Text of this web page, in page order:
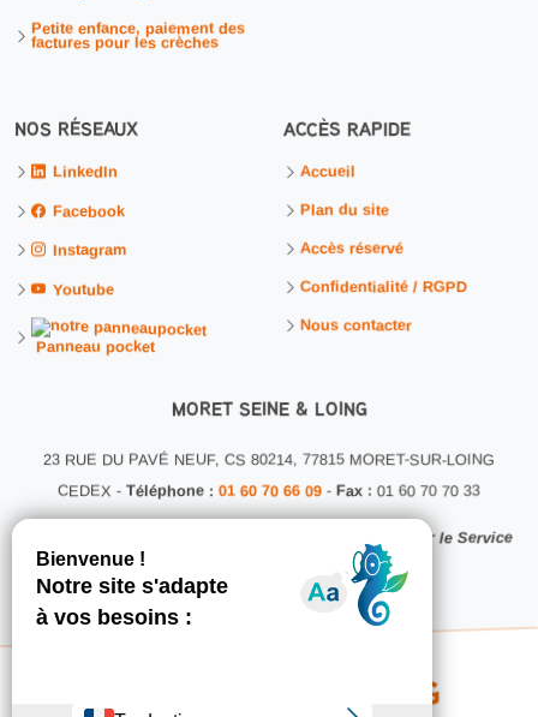
Petite enfance, paiement des
factures pour les crèches
NOS RÉSEAUX
LinkedIn
Facebook
Instagram
Youtube
Panneau pocket
ACCÈS RAPIDE
Accueil
Plan du site
Accès réservé
Confidentialité / RGPD
Nous contacter
MORET SEINE & LOING
23 RUE DU PAVÉ NEUF, CS 80214, 77815 MORET-SUR-LOING
CEDEX - Téléphone : 01 60 70 66 09 - Fax : 01 60 70 70 33
Ce site internet a été conçu et développé en interne par le Service